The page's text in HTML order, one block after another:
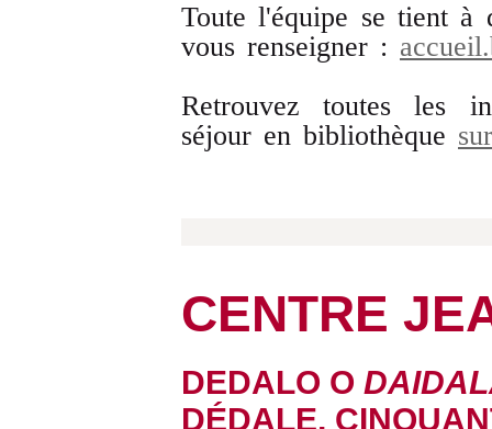
Toute l'équipe se tient à
vous renseigner :
Retrouvez toutes les
séjour en bibliothèque
CENTRE
DEDALO O
DÉDALE,